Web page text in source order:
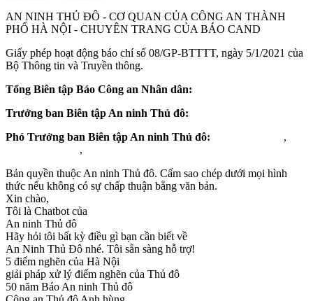
AN NINH THỦ ĐÔ - CƠ QUAN CỦA CÔNG AN THÀNH
PHỐ HÀ NỘI - CHUYÊN TRANG CỦA BÁO CAND
Giấy phép hoạt động báo chí số 08/GP-BTTTT, ngày 5/1/2021 của
Bộ Thông tin và Truyền thông.
Tổng Biên tập Báo Công an Nhân dân:
Trưởng ban Biên tập An ninh Thủ đô:
Phó Trưởng ban Biên tập An ninh Thủ đô:
,
,
Bản quyền thuộc An ninh Thủ đô. Cấm sao chép dưới mọi hình
thức nếu không có sự chấp thuận bằng văn bản.
Xin chào,
Tôi là Chatbot của
An ninh Thủ đô
Hãy hỏi tôi bất kỳ điều gì bạn cần biết về
An Ninh Thủ Đô nhé. Tôi sẵn sàng hỗ trợ!
5 điểm nghẽn của Hà Nội
giải pháp xử lý điểm nghẽn của Thủ đô
50 năm Báo An ninh Thủ đô